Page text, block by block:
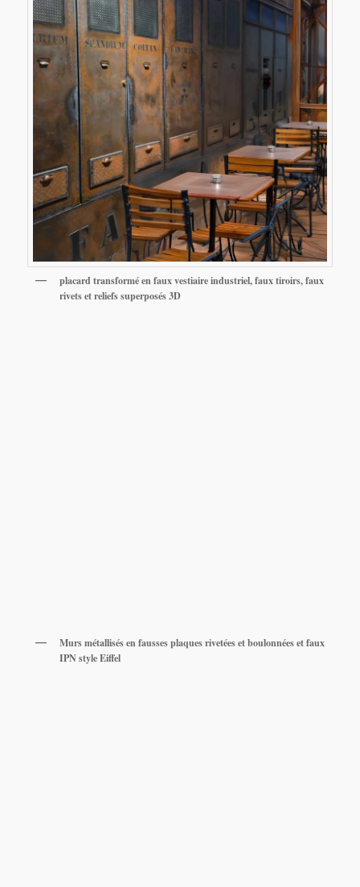
placard transformé en faux vestiaire industriel, faux tiroirs, faux
rivets et reliefs superposés 3D
Murs métallisés en fausses plaques rivetées et boulonnées et faux
IPN style Eiffel